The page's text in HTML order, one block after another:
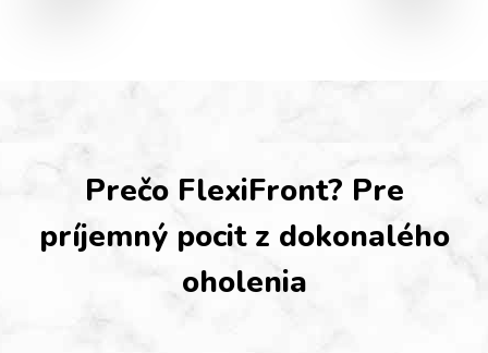
Prečo FlexiFront? Pre
príjemný pocit z dokonalého
oholenia